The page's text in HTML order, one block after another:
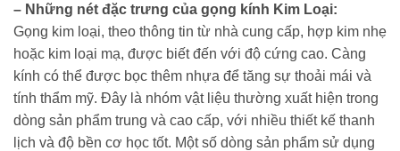
– Những nét đặc trưng của gọng kính Kim Loại:
Gọng kim loại, theo thông tin từ nhà cung cấp, hợp kim nhẹ
hoặc kim loại mạ, được biết đến với độ cứng cao. Càng
kính có thể được bọc thêm nhựa để tăng sự thoải mái và
tính thẩm mỹ. Đây là nhóm vật liệu thường xuất hiện trong
dòng sản phẩm trung và cao cấp, với nhiều thiết kế thanh
lịch và độ bền cơ học tốt. Một số dòng sản phẩm sử dụng